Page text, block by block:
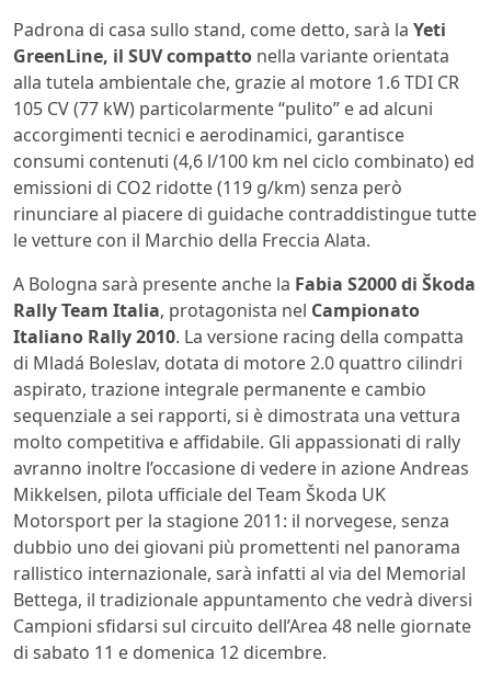
Padrona di casa sullo stand, come detto, sarà la Yeti
GreenLine, il SUV compatto nella variante orientata
alla tutela ambientale che, grazie al motore 1.6 TDI CR
105 CV (77 kW) particolarmente “pulito” e ad alcuni
accorgimenti tecnici e aerodinamici, garantisce
consumi contenuti (4,6 l/100 km nel ciclo combinato) ed
emissioni di CO2 ridotte (119 g/km) senza però
rinunciare al piacere di guidache contraddistingue tutte
le vetture con il Marchio della Freccia Alata.
A Bologna sarà presente anche la Fabia S2000 di Škoda
Rally Team Italia, protagonista nel Campionato
Italiano Rally 2010. La versione racing della compatta
di Mladá Boleslav, dotata di motore 2.0 quattro cilindri
aspirato, trazione integrale permanente e cambio
sequenziale a sei rapporti, si è dimostrata una vettura
molto competitiva e affidabile. Gli appassionati di rally
avranno inoltre l’occasione di vedere in azione Andreas
Mikkelsen, pilota ufficiale del Team Škoda UK
Motorsport per la stagione 2011: il norvegese, senza
dubbio uno dei giovani più promettenti nel panorama
rallistico internazionale, sarà infatti al via del Memorial
Bettega, il tradizionale appuntamento che vedrà diversi
Campioni sfidarsi sul circuito dell’Area 48 nelle giornate
di sabato 11 e domenica 12 dicembre.